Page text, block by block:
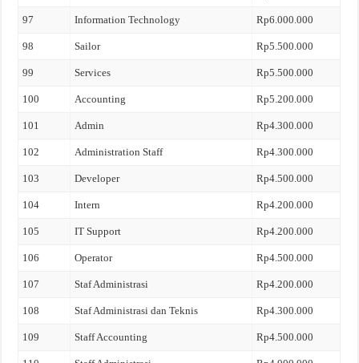
97 Information Technology Rp6.000.000
98 Sailor Rp5.500.000
99 Services Rp5.500.000
100 Accounting Rp5.200.000
101 Admin Rp4.300.000
102 Administration Staff Rp4.300.000
103 Developer Rp4.500.000
104 Intern Rp4.200.000
105 IT Support Rp4.200.000
106 Operator Rp4.500.000
107 Staf Administrasi Rp4.200.000
108 Staf Administrasi dan Teknis Rp4.300.000
109 Staff Accounting Rp4.500.000